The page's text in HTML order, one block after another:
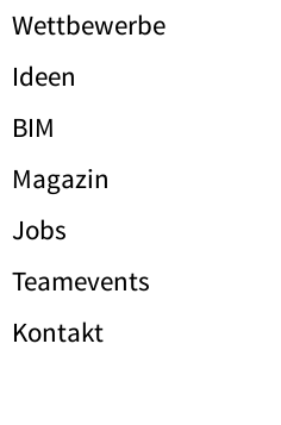
Wettbewerbe
Ideen
BIM
Magazin
Jobs
Teamevents
Kontakt